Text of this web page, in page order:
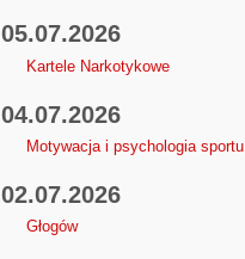
05.07.2026
Kartele Narkotykowe
04.07.2026
Motywacja i psychologia sportu
02.07.2026
Głogów